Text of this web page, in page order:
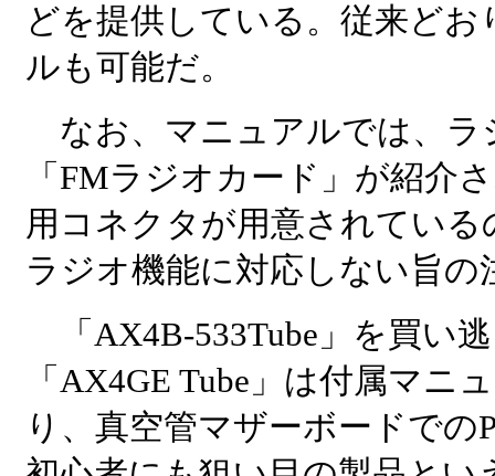
どを提供している。従来ど
ルも可能だ。
なお、マニュアルでは、ラ
「FMラジオカード」が紹介
用コネクタが用意されてい
ラジオ機能に対応しない旨
「AX4B-533Tube」を買い
「AX4GE Tube」は付属マ
り、真空管マザーボードで